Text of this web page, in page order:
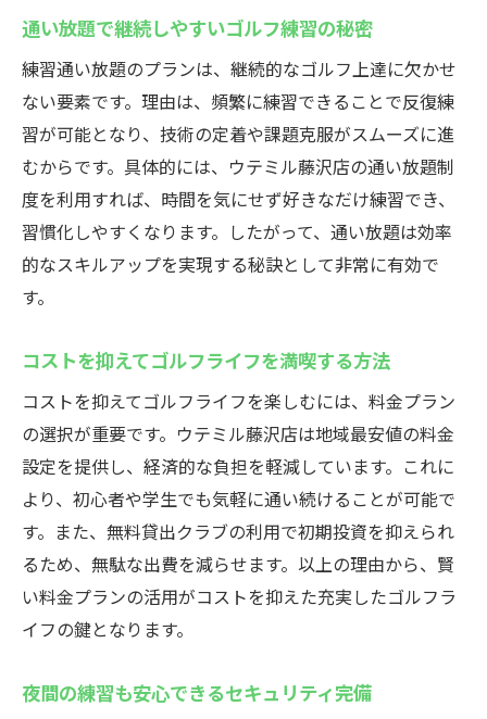
通い放題で継続しやすいゴルフ練習の秘密
練習通い放題のプランは、継続的なゴルフ上達に欠かせ
ない要素です。理由は、頻繁に練習できることで反復練
習が可能となり、技術の定着や課題克服がスムーズに進
むからです。具体的には、ウテミル藤沢店の通い放題制
度を利用すれば、時間を気にせず好きなだけ練習でき、
習慣化しやすくなります。したがって、通い放題は効率
的なスキルアップを実現する秘訣として非常に有効で
す。
コストを抑えてゴルフライフを満喫する方法
コストを抑えてゴルフライフを楽しむには、料金プラン
の選択が重要です。ウテミル藤沢店は地域最安値の料金
設定を提供し、経済的な負担を軽減しています。これに
より、初心者や学生でも気軽に通い続けることが可能で
す。また、無料貸出クラブの利用で初期投資を抑えられ
るため、無駄な出費を減らせます。以上の理由から、賢
い料金プランの活用がコストを抑えた充実したゴルフラ
イフの鍵となります。
夜間の練習も安心できるセキュリティ完備